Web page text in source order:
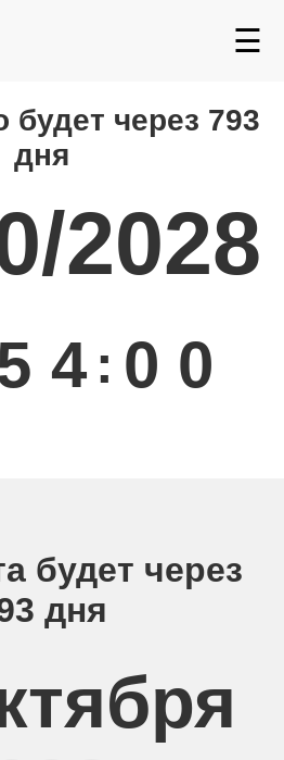
☰
будет через 793
дня
2028
4 : 0 0
будет через
дня